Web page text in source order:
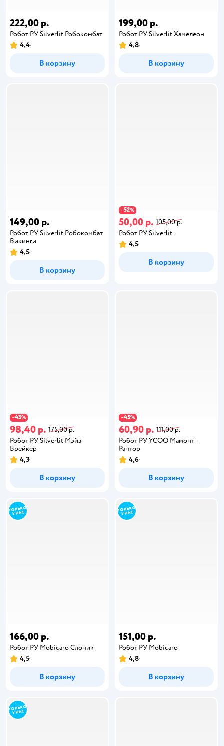
222,00 р.
Робот РУ Silverlit Робокомбат
4,4
В корзину
199,00 р.
Робот РУ Silverlit Хамелеон
4,8
В корзину
149,00 р.
Робот РУ Silverlit Pобокомбат
Викинги
4,5
В корзину
−52%
50,00 р. 105,00 р.
Робот РУ Silverlit
4,5
В корзину
−43%
98,40 р. 175,00 р.
Робот РУ Silverlit Мэйз
Брейкер
4,3
В корзину
−45%
60,90 р. 111,00 р.
Робот РУ YCOO Мамонт-
Раптор
4,6
В корзину
166,00 р.
Робот РУ Mobicaro Слоник
4,5
В корзину
151,00 р.
Робот РУ Mobicaro
4,8
В корзину